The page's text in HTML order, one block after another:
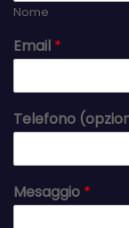
Nome
Email *
Telefono
Mesaggio *